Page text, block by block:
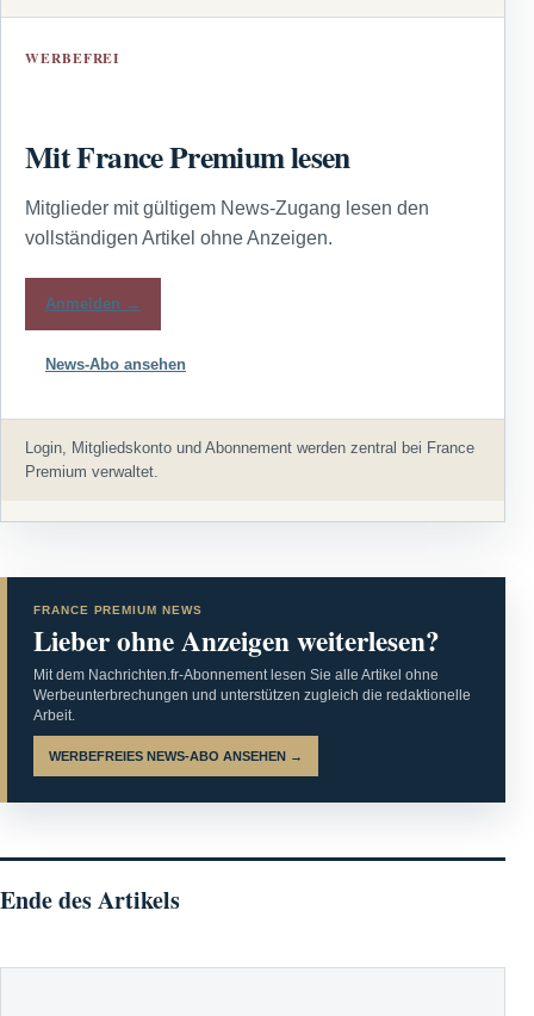
WERBEFREI
Mit France Premium lesen
Mitglieder mit gültigem News-Zugang lesen den
vollständigen Artikel ohne Anzeigen.
Anmelden →
News-Abo ansehen
Login, Mitgliedskonto und Abonnement werden zentral bei France
Premium verwaltet.
FRANCE PREMIUM NEWS
Lieber ohne Anzeigen weiterlesen?
Mit dem Nachrichten.fr-Abonnement lesen Sie alle Artikel ohne
Werbeunterbrechungen und unterstützen zugleich die redaktionelle
Arbeit.
WERBEFREIES NEWS-ABO ANSEHEN →
Ende des Artikels